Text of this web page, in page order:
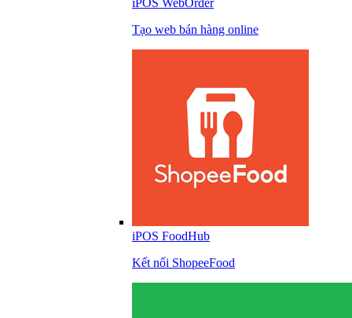
iPOS WebOrder
Tạo web bán hàng online
iPOS FoodHub
Kết nối ShopeeFood